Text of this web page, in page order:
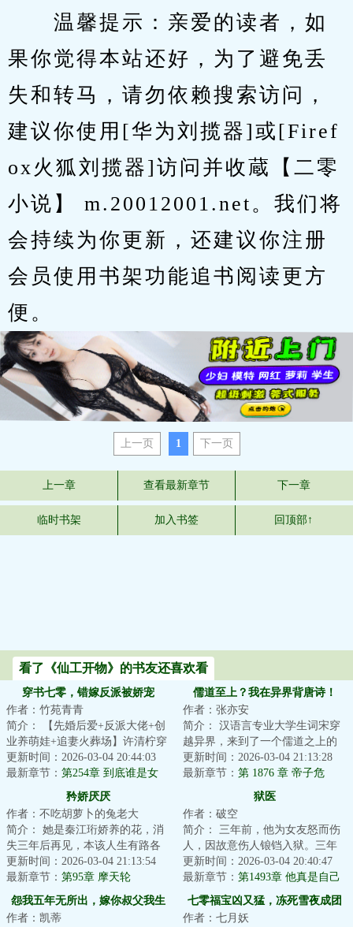
温馨提示：亲爱的读者，如
果你觉得本站还好，为了避免丢
失和转马，请勿依赖搜索访问，
建议你使用[华为刘揽器]或[Firef
ox火狐刘揽器]访问并收蔵【二零
小说】 m.20012001.net。我们将
会持续为你更新，还建议你注册
会员使用书架功能追书阅读更方
便。
上一页 1 下一页
上一章 查看最新章节 下一章
临时书架 加入书签 回顶部↑
看了《仙工开物》的书友还喜欢看
穿书七零，错嫁反派被娇宠
作者：竹苑青青
简介： 【先婚后爱+反派大佬+创
业养萌娃+追妻火葬场】许清柠穿
成了年代文里未婚先孕的炮灰女
配...
更新时间：2026-03-04 20:44:03
最新章节： 第254章 到底谁是女
儒道至上？我在异界背唐诗！
作者：张亦安
简介： 汉语言专业大学生词宋穿
越异界，来到了一个儒道之上的
奇特世界，在这里，只有文人才
能掌控...
更新时间：2026-03-04 21:13:28
最新章节： 第 1876 章 帝子危
矜娇厌厌
作者：不吃胡萝卜的兔老大
简介： 她是秦江珩娇养的花，消
失三年后再见，本该人生有路各
分东西，可却被他强搂进怀里。
更新时间：2026-03-04 21:13:54
最新章节： 第95章 摩天轮
狱医
作者：破空
简介： 三年前，他为女友怒而伤
人，因故意伤人锒铛入狱。三年
后归来，家遇变故，大哥大嫂车
祸罹难...
更新时间：2026-03-04 20:40:47
最新章节： 第1493章 他真是自己
父亲吗？
怨我五年无所出，嫁你叔父我生
作者：凯蒂
七零福宝凶又猛，冻死雪夜成团
作者：七月妖